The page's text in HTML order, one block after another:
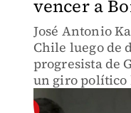
vencer a
José Antonio
Chile luego de
progresista de
un giro político
América Latina.